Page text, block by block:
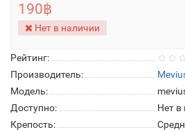
Рейтинг:
Производитель:
Модель:
Доступно:
Нет в
Крепость:
190฿
Нет в наличии